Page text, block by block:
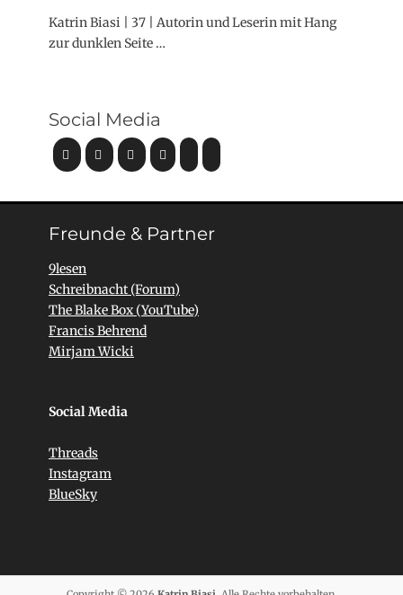
Katrin Biasi | 37 | Autorin und Leserin mit Hang
zur dunklen Seite …
Social Media
Freunde & Partner
9lesen
Schreibnacht (Forum)
The Blake Box (YouTube)
Francis Behrend
Mirjam Wicki
Social Media
Threads
Instagram
BlueSky